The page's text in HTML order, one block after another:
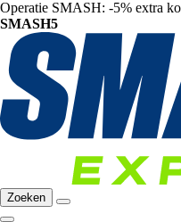
Operatie SMASH: -5% extra
SMASH5
Zoeken